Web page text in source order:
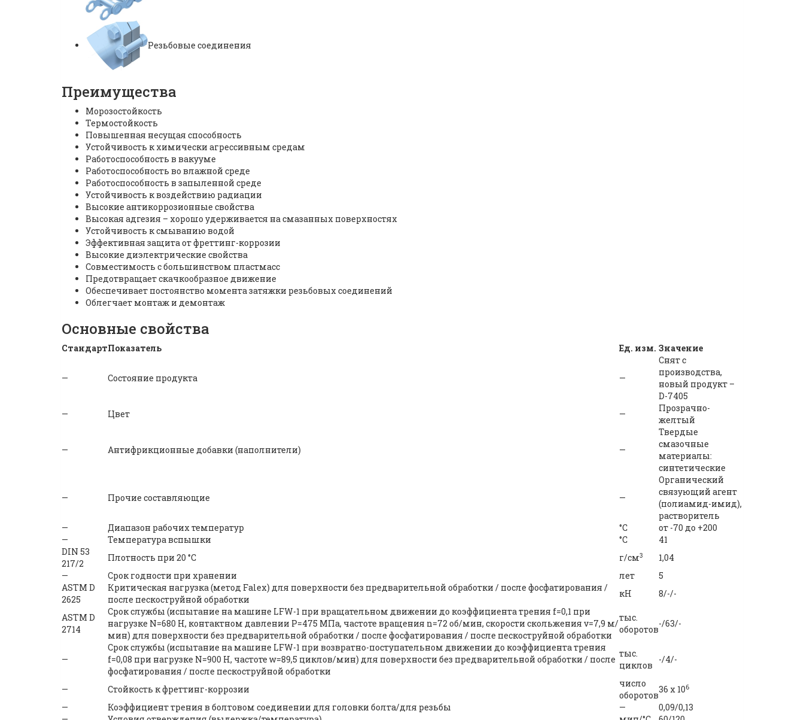
Резьбовые соединения
Преимущества
Морозостойкость
Термостойкость
Повышенная несущая способность
Устойчивость к химически агрессивным средам
Работоспособность в вакууме
Работоспособность во влажной среде
Работоспособность в запыленной среде
Устойчивость к воздействию радиации
Высокие антикоррозионные свойства
Высокая адгезия – хорошо удерживается на смазанных поверхностях
Устойчивость к смыванию водой
Эффективная защита от фреттинг-коррозии
Высокие диэлектрические свойства
Совместимость с большинством пластмасс
Предотвращает скачкообразное движение
Обеспечивает постоянство момента затяжки резьбовых соединений
Облегчает монтаж и демонтаж
Основные свойства
СтандартПоказатель Ед. изм. Значение
— Состояние продукта —
Снят с
производства,
новый продукт –
D-7405
—
Цвет —
Прозрачно-
желтый
— Антифрикционные добавки (наполнители) —
Твердые
смазочные
материалы:
синтетические
— Прочие составляющие —
Органический
связующий агент
(полиамид-имид),
растворитель
—
Диапазон рабочих температур °С
от -70 до +200
—
Температура вспышки °C
41
DIN 53
217/2
Плотность при 20 °С г/см3
1,04
—
Срок годности при хранении лет
5
ASTM D
2625
Критическая нагрузка (метод Falex) для поверхности без предварительной обработки / после фосфатирования /
после пескоструйной обработки
кH 8/-/-
ASTM D
2714
Срок службы (испытание на машине LFW-1 при вращательном движении до коэффициента трения f=0,1 при
нагрузке N=680 H, контактном давлении P=475 МПа, частоте вращения n=72 об/мин, скорости скольжения v=7,9 м/
мин) для поверхности без предварительной обработки / после фосфатирования / после пескоструйной обработки
тыс.
оборотов
-/63/-
—
Срок службы (испытание на машине LFW-1 при возвратно-поступательном движении до коэффициента трения
f=0,08 при нагрузке N=900 H, частоте w=89,5 циклов/мин) для поверхности без предварительной обработки / после
фосфатирования / после пескоструйной обработки
тыс.
циклов
-/4/-
— Стойкость к фреттинг-коррозии
число
оборотов
36 х 106
— Коэффициент трения в болтовом соединении для головки болта/для резьбы —
0,09/0,13